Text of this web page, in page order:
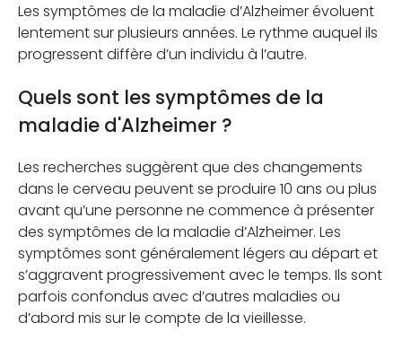
Les symptômes de la maladie d’Alzheimer évoluent
lentement sur plusieurs années. Le rythme auquel ils
progressent diffère d’un individu à l’autre.
Quels sont les symptômes de la
maladie d'Alzheimer ?
Les recherches suggèrent que des changements
dans le cerveau peuvent se produire 10 ans ou plus
avant qu’une personne ne commence à présenter
des symptômes de la maladie d’Alzheimer. Les
symptômes sont généralement légers au départ et
s’aggravent progressivement avec le temps. Ils sont
parfois confondus avec d’autres maladies ou
d’abord mis sur le compte de la vieillesse.